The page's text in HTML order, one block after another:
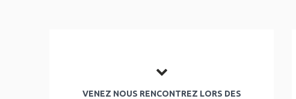
VENEZ NOUS RENCONTREZ LORS DES